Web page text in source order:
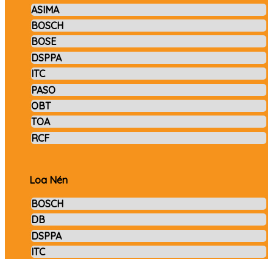
ASIMA
BOSCH
BOSE
DSPPA
ITC
PASO
OBT
TOA
RCF
Loa Nén
BOSCH
DB
DSPPA
ITC